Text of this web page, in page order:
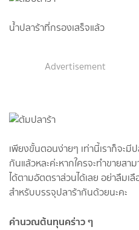
น้ำปลาร้าที่กรองเสร็จแล้ว
Advertisement
เพียงขั้นตอนง่ายๆ เท่านี้เราก็จะมี
กันแล้วหละค่ะหากใครจะทำขายส
ได้ตามอัตตราส่วนได้เลย อย่าลืม
สำหรับบรรจุปลาร้ากันด้วยนะคะ
คำนวณต้นทุนคร่าว ๆ